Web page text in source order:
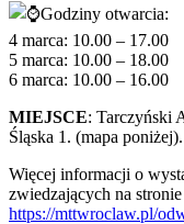
Godziny otwarcia:
4 marca: 10.00 – 17.00
5 marca: 10.00 – 18.00
6 marca: 10.00 – 16.00
MIEJSCE: Tarczyński
Śląska 1. (mapa poniżej).
Więcej informacji o
zwiedzających na
https://mttwroclaw.pl/